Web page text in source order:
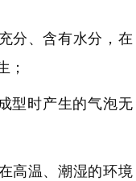
分、含有水分，在
；
型时产生的气泡无
高温、潮湿的环境